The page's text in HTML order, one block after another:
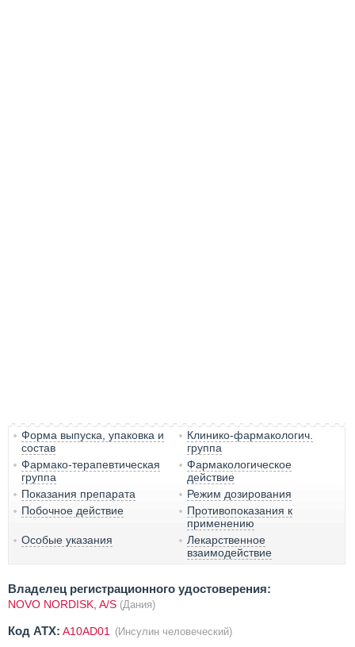
Форма выпуска, упаковка и
состав
Клинико-фармакологич.
группа
Фармако-терапевтическая
группа
Фармакологическое
действие
Показания препарата
Режим дозирования
Побочное действие
Противопоказания к
применению
Особые указания
Лекарственное
взаимодействие
Владелец регистрационного удостоверения:
NOVO NORDISK, A/S (Дания)
Код ATX: A10AD01 (Инсулин человеческий)